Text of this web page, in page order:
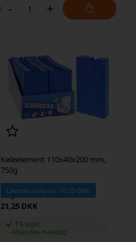
- +
Køleelement 110x40x200 mm,
750g
Laveste stykpris: 16,25 DKK
21,25 DKK
På lager
Afsendes mandag